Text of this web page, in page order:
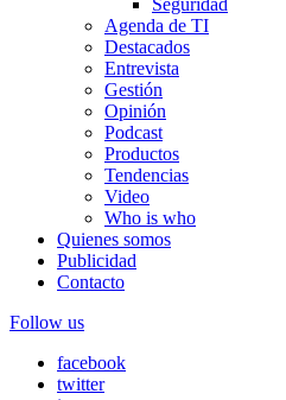
Seguridad
Agenda de TI
Destacados
Entrevista
Gestión
Opinión
Podcast
Productos
Tendencias
Video
Who is who
Quienes somos
Publicidad
Contacto
Follow us
facebook
twitter